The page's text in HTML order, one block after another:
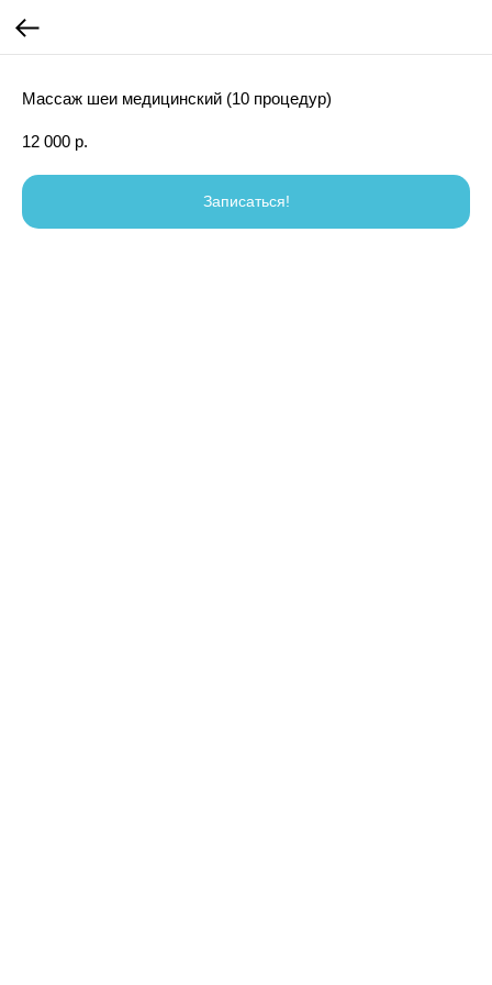
Массаж шеи медицинский (10 процедур)
12 000 р.
Записаться!